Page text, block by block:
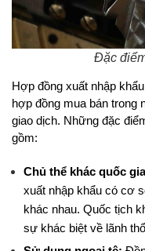
Đặc
Hợp đồng xuất nhập
hợp đồng mua bán trong
giao dịch. Những đặc
gồm:
Chủ thể khác quốc
xuất nhập khẩu có cơ
khác nhau. Quốc tịch
sự khác biệt về lãnh